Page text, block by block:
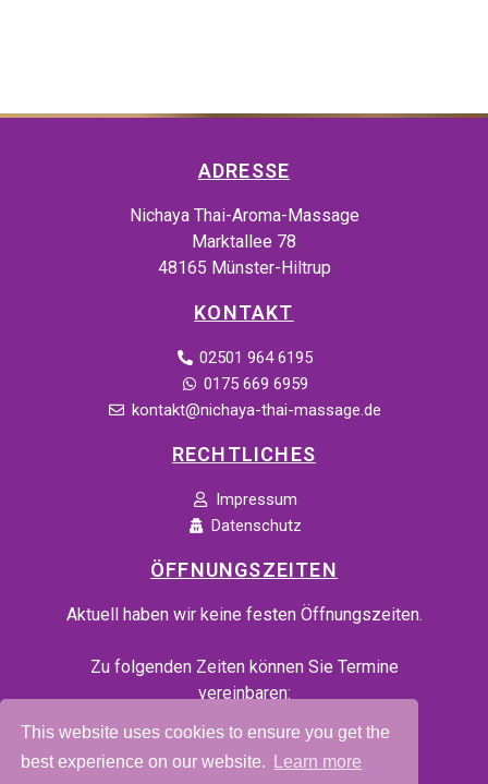
ADRESSE
Nichaya Thai-Aroma-Massage
Marktallee 78
48165 Münster-Hiltrup
KONTAKT
02501 964 6195
0175 669 6959
kontakt@nichaya-thai-massage.de
RECHTLICHES
Impressum
Datenschutz
ÖFFNUNGSZEITEN
Aktuell haben wir keine festen Öffnungszeiten.
Zu folgenden Zeiten können Sie Termine
vereinbaren:
This website uses cookies to ensure you get the
best experience on our website.
Learn more